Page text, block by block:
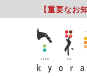
【重要なお